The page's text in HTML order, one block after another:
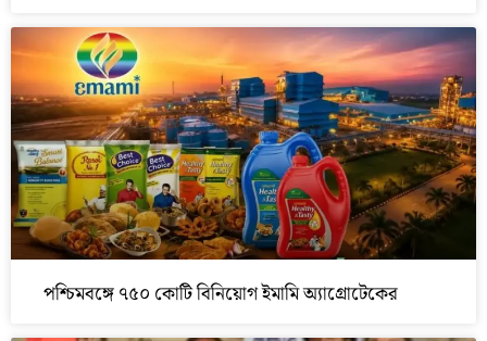
পশ্চিমবঙ্গে ৭৫০ কোটি বিনিয়োগ ইমামি অ্যাগ্রোটেকের